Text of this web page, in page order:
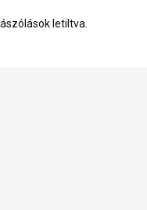
letiltva.